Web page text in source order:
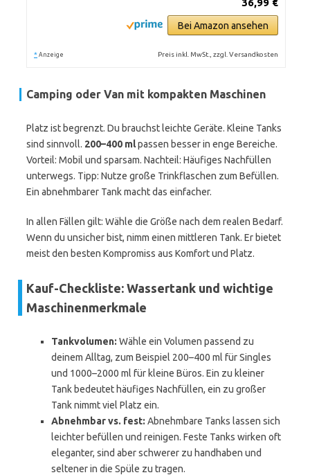
36,99 €
Bei Amazon ansehen
* Anzeige Preis inkl. MwSt., zzgl. Versandkosten
Camping oder Van mit kompakten Maschinen
Platz ist begrenzt. Du brauchst leichte Geräte. Kleine Tanks
sind sinnvoll. 200–400 mlpassen besser in enge Bereiche.
Vorteil: Mobil und sparsam. Nachteil: Häufiges Nachfüllen
unterwegs. Tipp: Nutze große Trinkflaschen zum Befüllen.
Ein abnehmbarer Tank macht das einfacher.
In allen Fällen gilt: Wähle die Größe nach dem realen Bedarf.
Wenn du unsicher bist, nimm einen mittleren Tank. Er bietet
meist den besten Kompromiss aus Komfort und Platz.
Kauf-Checkliste: Wassertank und wichtige
Maschinenmerkmale
Tankvolumen: Wähle ein Volumen passend zu
deinem Alltag, zum Beispiel 200–400 ml für Singles
und 1000–2000 ml für kleine Büros. Ein zu kleiner
Tank bedeutet häufiges Nachfüllen, ein zu großer
Tank nimmt viel Platz ein.
Abnehmbar vs. fest: Abnehmbare Tanks lassen sich
leichter befüllen und reinigen. Feste Tanks wirken oft
eleganter, sind aber schwerer zu handhaben und
seltener in die Spüle zu tragen.